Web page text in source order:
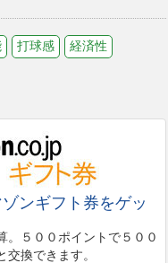
打球感 経済性
ンギフト券をゲッ
。５００ポイントで５００
交換できます。